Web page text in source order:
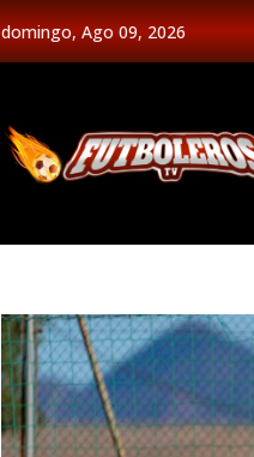
domingo, Ago 09, 2026